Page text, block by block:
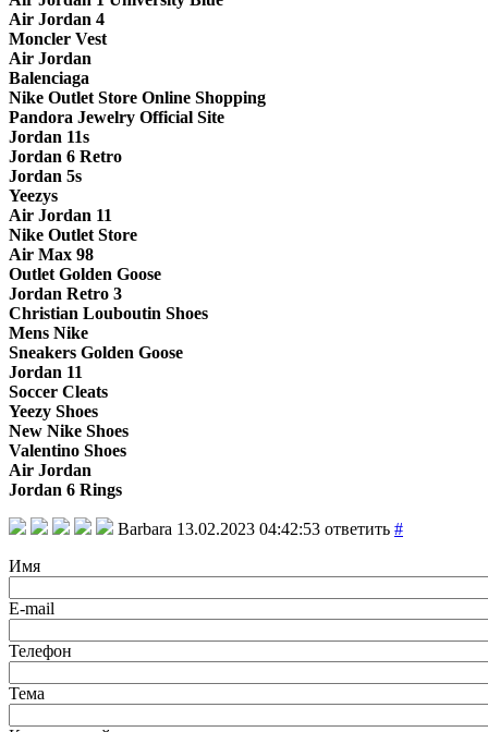
Air Jordan 4
Moncler Vest
Air Jordan
Balenciaga
Nike Outlet Store Online Shopping
Pandora Jewelry Official Site
Jordan 11s
Jordan 6 Retro
Jordan 5s
Yeezys
Air Jordan 11
Nike Outlet Store
Air Max 98
Outlet Golden Goose
Jordan Retro 3
Christian Louboutin Shoes
Mens Nike
Sneakers Golden Goose
Jordan 11
Soccer Cleats
Yeezy Shoes
New Nike Shoes
Valentino Shoes
Air Jordan
Jordan 6 Rings
Barbara 13.02.2023 04:42:53 ответить #
Имя
E-mail
Телефон
Тема